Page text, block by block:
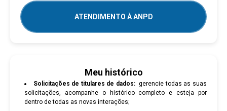
ATENDIMENTO À ANPD
Meu histórico
Solicitações de titulares de dados: gerencie todas as suas
solicitações, acompanhe o histórico completo e esteja por
dentro de todas as novas interações;